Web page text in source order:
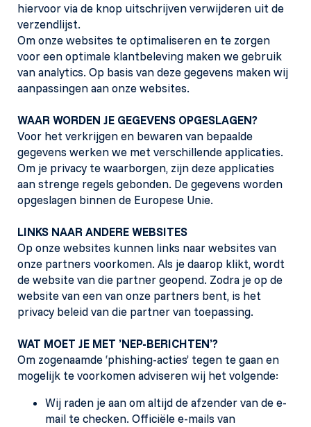
hiervoor via de knop uitschrijven verwijderen uit de
verzendlijst.
Om onze websites te optimaliseren en te zorgen
voor een optimale klantbeleving maken we gebruik
van analytics. Op basis van deze gegevens maken wij
aanpassingen aan onze websites.
WAAR WORDEN JE GEGEVENS OPGESLAGEN?
Voor het verkrijgen en bewaren van bepaalde
gegevens werken we met verschillende applicaties.
Om je privacy te waarborgen, zijn deze applicaties
aan strenge regels gebonden. De gegevens worden
opgeslagen binnen de Europese Unie.
LINKS NAAR ANDERE WEBSITES
Op onze websites kunnen links naar websites van
onze partners voorkomen. Als je daarop klikt, wordt
de website van die partner geopend. Zodra je op de
website van een van onze partners bent, is het
privacy beleid van die partner van toepassing.
WAT MOET JE MET ’NEP-BERICHTEN’?
Om zogenaamde ‘phishing-acties’ tegen te gaan en
mogelijk te voorkomen adviseren wij het volgende:
Wij raden je aan om altijd de afzender van de e-
mail te checken. Officiële e-mails van